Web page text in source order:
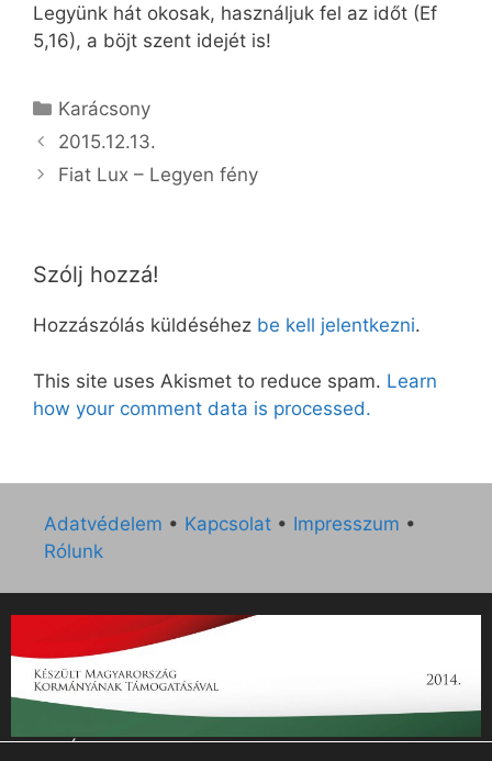
Legyünk hát okosak, használjuk fel az időt (Ef
5,16), a böjt szent idejét is!
Kategória
Karácsony
2015.12.13.
Fiat Lux – Legyen fény
Szólj hozzá!
Hozzászólás küldéséhez be kell jelentkezni.
This site uses Akismet to reduce spam. Learn
how your comment data is processed.
Adatvédelem • Kapcsolat • Impresszum •
Rólunk
„Az Új Ember katolikus hetilap 2014. évi működésének